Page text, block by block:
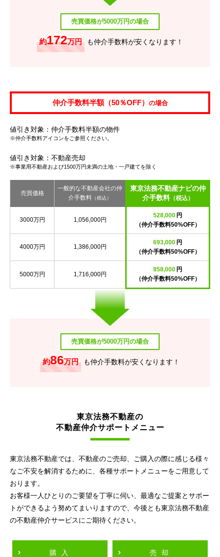
売買価格が5000万円の場合
約172万円 も仲介手数料が安くなります！
仲介手数料半額（50％OFF） の場合
値引き対象：仲介手数料半額の物件
※仲介手数料アイコンをご参照ください。
値引き対象：不動産売却
※事業用不動産および1500万円未満の土地・一戸建てを除く
売買価格
一般的な不動産会社の仲
介手数料 （税込）
東京法務不動産ナビの仲
介手数料（税込）
3000万円 1,056,000円
528,000 円
（仲介手数料50%OFF）
4000万円 1,386,000円
693,000 円
（仲介手数料50%OFF）
5000万円 1,716,000円
858,000 円
（仲介手数料50%OFF）
売買価格が5000万円の場合
約86万円 も仲介手数料が安くなります！
東京法務不動産の
不動産仲介サポートメニュー
東京法務不動産では、不動産のご売却、ご購入の際に感じる様々
なご不安を解消するために、各種サポートメニューをご用意して
おります。
お客様一人ひとりのご要望を丁寧に伺い、最適なご提案とサポー
トができるよう努めてまいりますので、今後とも東京法務不動産
の不動産仲介サービスにご期待ください。
購入 売却